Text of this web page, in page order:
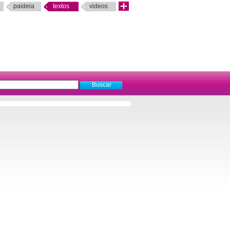
paideia textos videos